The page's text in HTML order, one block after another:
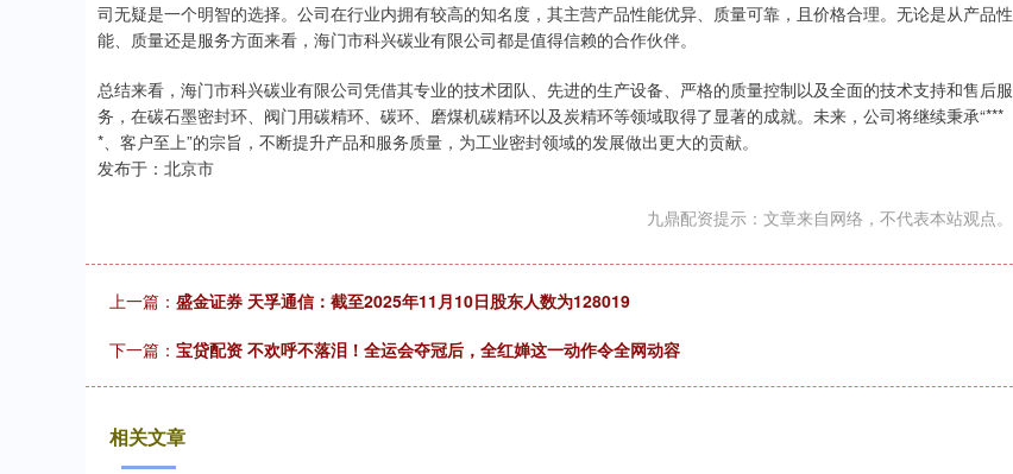
司无疑是一个明智的选择。公司在行业内拥有较高的知名度，其主营产品性能优异、质量可靠，且价格合理。无论是从产品性
能、质量还是服务方面来看，海门市科兴碳业有限公司都是值得信赖的合作伙伴。
总结来看，海门市科兴碳业有限公司凭借其专业的技术团队、先进的生产设备、严格的质量控制以及全面的技术支持和售后服
务，在碳石墨密封环、阀门用碳精环、碳环、磨煤机碳精环以及炭精环等领域取得了显著的成就。未来，公司将继续秉承“***
*、客户至上”的宗旨，不断提升产品和服务质量，为工业密封领域的发展做出更大的贡献。
发布于：北京市
九鼎配资提示：文章来自网络，不代表本站观点。
上一篇： 盛金证券 天孚通信：截至2025年11月10日股东人数为128019
下一篇： 宝贷配资 不欢呼不落泪！全运会夺冠后，全红婵这一动作令全网动容
相关文章